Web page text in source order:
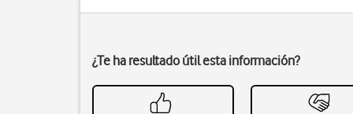
¿Te ha resultado útil esta información?